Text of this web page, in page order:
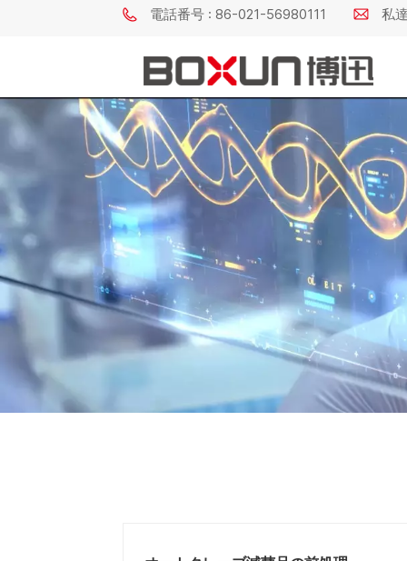
電話番号 : 86-021-56980111 私